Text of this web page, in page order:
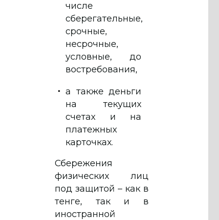
числе
сберегательные,
срочные,
несрочные,
условные, до
востребования,
а также деньги
на текущих
счетах и на
платежных
карточках.
Сбережения
физических лиц
под защитой – как в
тенге, так и в
иностранной